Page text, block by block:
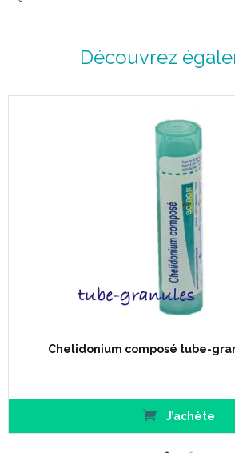
INFORMATIONS COMPLÉMENTAIRES:
Posologie variable suivant la pathologie.
Ce médicament contient du saccharose et
êtes intolérants à certains sucres,
médecin avant d'utiliser ce médicament.
Ce médicament est déconseillé chez les
une intolérance au fructose, un syndrome
glucose et du galactose ou un déficit en
déconseillé chez les patients présentant
galactose, un déficit en lactase de Lapp
1 dose unique à prendre en 1 seule fois.
Découvrez
Chelidonium composé tube-
J’achète